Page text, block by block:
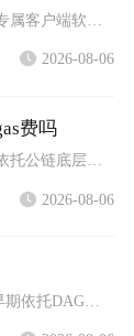
2026-08-06
费吗
元宇宙不等于区块链，仅依托公链底层搭建资产体系的元宇宙项目会产生gas费，纯中心化运营的元
2026-08-06